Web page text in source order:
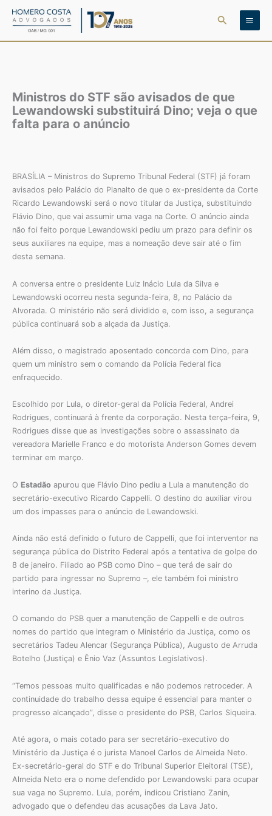
para
Pesquisar
Ministros do STF são avisados de que
Lewandowski substituirá Dino; veja o que
falta para o anúncio
BRASÍLIA – Ministros do Supremo Tribunal Federal (STF) já foram
avisados pelo Palácio do Planalto de que o ex-presidente da Corte
Ricardo Lewandowski será o novo titular da Justiça, substituindo
Flávio Dino, que vai assumir uma vaga na Corte. O anúncio ainda
não foi feito porque Lewandowski pediu um prazo para definir os
seus auxiliares na equipe, mas a nomeação deve sair até o fim
desta semana.
A conversa entre o presidente Luiz Inácio Lula da Silva e
Lewandowski ocorreu nesta segunda-feira, 8, no Palácio da
Alvorada. O ministério não será dividido e, com isso, a segurança
pública continuará sob a alçada da Justiça.
Além disso, o magistrado aposentado concorda com Dino, para
quem um ministro sem o comando da Polícia Federal fica
enfraquecido.
Escolhido por Lula, o diretor-geral da Polícia Federal, Andrei
Rodrigues, continuará à frente da corporação. Nesta terça-feira, 9,
Rodrigues disse que as investigações sobre o assassinato da
vereadora Marielle Franco e do motorista Anderson Gomes devem
terminar em março.
O Estadão apurou que Flávio Dino pediu a Lula a manutenção do
secretário-executivo Ricardo Cappelli. O destino do auxiliar virou
um dos impasses para o anúncio de Lewandowski.
Ainda não está definido o futuro de Cappelli, que foi interventor na
segurança pública do Distrito Federal após a tentativa de golpe do
8 de janeiro. Filiado ao PSB como Dino – que terá de sair do
partido para ingressar no Supremo –, ele também foi ministro
interino da Justiça.
O comando do PSB quer a manutenção de Cappelli e de outros
nomes do partido que integram o Ministério da Justiça, como os
secretários Tadeu Alencar (Segurança Pública), Augusto de Arruda
Botelho (Justiça) e Ênio Vaz (Assuntos Legislativos).
“Temos pessoas muito qualificadas e não podemos retroceder. A
continuidade do trabalho dessa equipe é essencial para manter o
progresso alcançado”, disse o presidente do PSB, Carlos Siqueira.
Até agora, o mais cotado para ser secretário-executivo do
Ministério da Justiça é o jurista Manoel Carlos de Almeida Neto.
Ex-secretário-geral do STF e do Tribunal Superior Eleitoral (TSE),
Almeida Neto era o nome defendido por Lewandowski para ocupar
sua vaga no Supremo. Lula, porém, indicou Cristiano Zanin,
advogado que o defendeu das acusações da Lava Jato.